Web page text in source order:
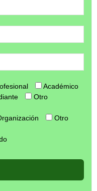
Académico
Otro
Otro